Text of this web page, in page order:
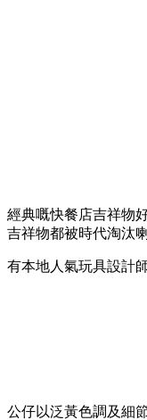
經典嘅快餐店吉祥物
吉祥物都被時代淘汰
有本地人氣玩具設計
公仔以泛黃色調及細